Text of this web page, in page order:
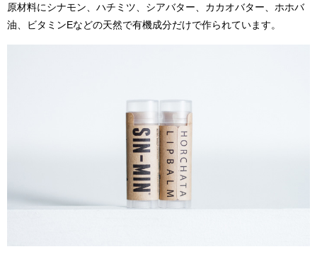
原材料にシナモン、ハチミツ、シアバター、カカオバター、ホホバ
油、ビタミンEなどの天然で有機成分だけで作られています。